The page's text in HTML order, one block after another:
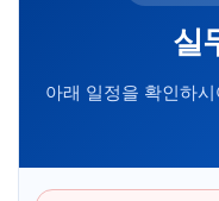
실
아래 일정을 확인하